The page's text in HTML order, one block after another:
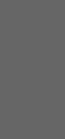
Publishern
externen
Inhalte